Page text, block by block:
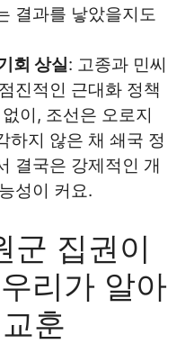
결과를 낳았을지도
회 상실: 고종과 민씨
진적인 근대화 정책
이, 조선은 오로지
하지 않은 채 쇄국 정
결국은 강제적인 개
성이 커요.
군 집권이
리가 알아
훈